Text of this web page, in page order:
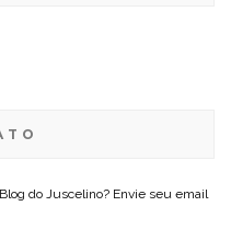
do Juscelino? Envie seu email